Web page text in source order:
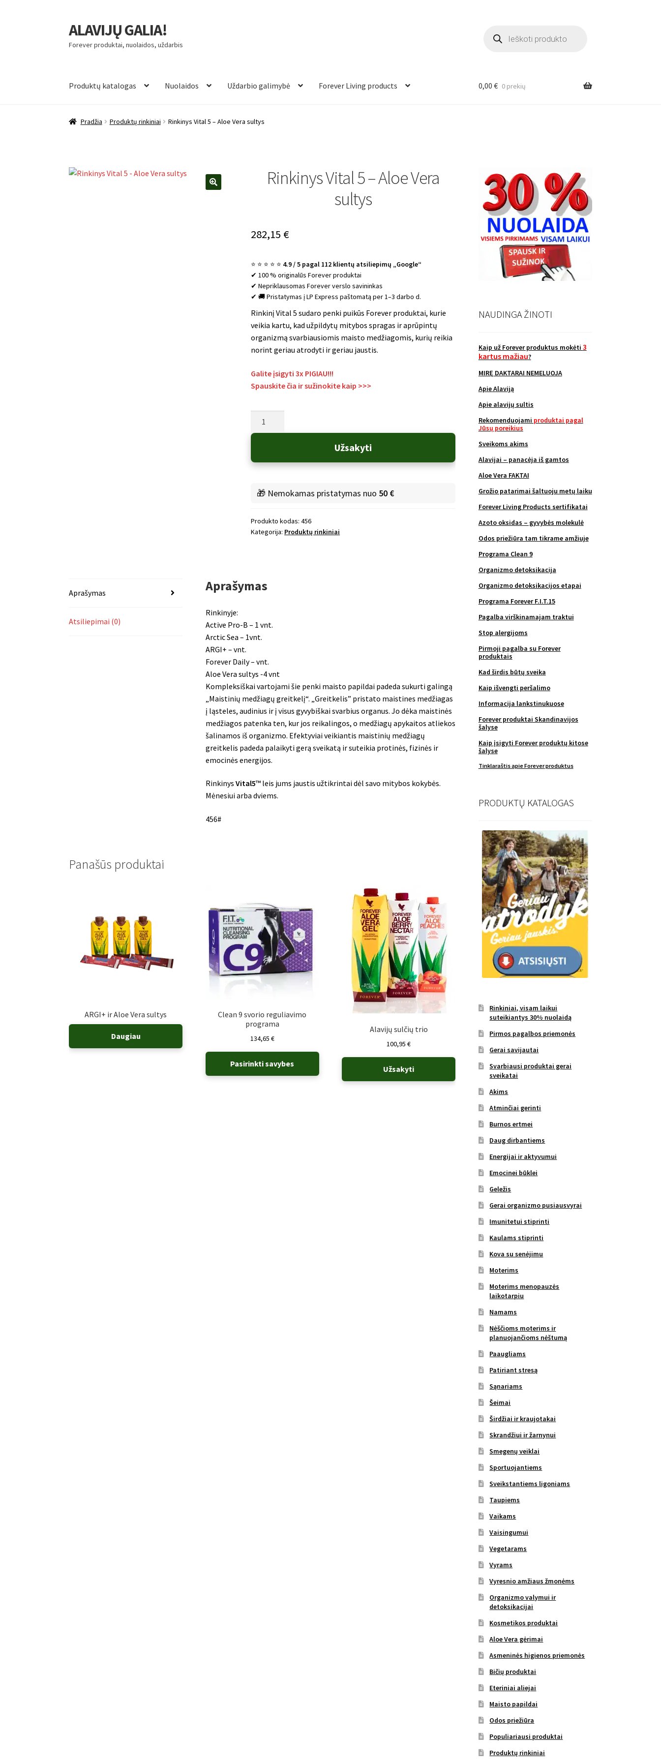
Pereiti
prie
meniu
Pereiti
prie
turinio
ALAVIJŲ GALIA!
Forever produktai, nuolaidos, uždarbis
search
Produktų katalogas Nuolaidos Uždarbio galimybė Forever Living products 0,00 € 0 prekių
Pradžia Produktų rinkiniai Rinkinys Vital 5 – Aloe Vera sultys
Rinkinys Vital 5 – Aloe Vera
sultys
282,15 €
⭐ ⭐ ⭐ ⭐ ⭐ 4.9 / 5 pagal 112 klientų atsiliepimų „Google“
✔ 100 % originalūs Forever produktai
✔ Nepriklausomas Forever verslo savininkas
✔ 🚚 Pristatymas į LP Express paštomatą per 1–3 darbo d.
Rinkinį Vital 5 sudaro penki puikūs Forever produktai, kurie
veikia kartu, kad užpildytų mitybos spragas ir aprūpintų
organizmą svarbiausiomis maisto medžiagomis, kurių reikia
norint geriau atrodyti ir geriau jaustis.
Galite įsigyti 3x PIGIAU!!!
Spauskite čia ir sužinokite kaip >>>
5
Aloe
Užsakyti
🎁 Nemokamas pristatymas nuo 50 €
Produkto kodas:456
Kategorija: Produktų rinkiniai
Aprašymas
Atsiliepimai (0)
Aprašymas
Rinkinyje:
Active Pro-B – 1 vnt.
Arctic Sea – 1vnt.
ARGI+ – vnt.
Forever Daily – vnt.
Aloe Vera sultys -4 vnt
Kompleksiškai vartojami šie penki maisto papildai padeda sukurti galingą
„Maistinių medžiagų greitkelį“. „Greitkelis” pristato maistines medžiagas
į ląsteles, audinius ir į visus gyvybiškai svarbius organus. Jo dėka maistinės
medžiagos patenka ten, kur jos reikalingos, o medžiagų apykaitos atliekos
šalinamos iš organizmo. Efektyviai veikiantis maistinių medžiagų
greitkelis padeda palaikyti gerą sveikatą ir suteikia protinės, fizinės ir
emocinės energijos.
Rinkinys Vital5™ leis jums jaustis užtikrintai dėl savo mitybos kokybės.
Mėnesiui arba dviems.
456#
Panašūs produktai
ARGI+ ir Aloe Vera sultys
Daugiau
Clean 9 svorio reguliavimo
programa
134,65 €
Pasirinkti savybes
Alavijų sulčių trio
100,95€
Užsakyti
NAUDINGA ŽINOTI
Kaip už Forever produktus mokėti 3
kartus mažiau?
MIRĘ DAKTARAI NEMELUOJA
Apie Alaviją
Apie alavijų sultis
Rekomenduojami produktai pagal
Jūsų poreikius
Sveikoms akims
Alavijai – panacėja iš gamtos
Aloe Vera FAKTAI
Grožio patarimai šaltuoju metų laiku
Forever Living Products sertifikatai
Azoto oksidas – gyvybės molekulė
Odos priežiūra tam tikrame amžiuje
Programa Clean 9
Organizmo detoksikacija
Organizmo detoksikacijos etapai
Programa Forever F.I.T.15
Pagalba virškinamajam traktui
Stop alergijoms
Pirmoji pagalba su Forever
produktais
Kad širdis būtų sveika
Kaip išvengti peršalimo
Informacija lankstinukuose
Forever produktai Skandinavijos
šalyse
Kaip įsigyti Forever produktų kitose
šalyse
Tinklaraštis apie Forever produktus
PRODUKTŲ KATALOGAS
Rinkiniai, visam laikui
suteikiantys 30% nuolaidą
Pirmos pagalbos priemonės
Gerai savijautai
Svarbiausi produktai gerai
sveikatai
Akims
Atminčiai gerinti
Burnos ertmei
Daug dirbantiems
Energijai ir aktyvumui
Emocinei būklei
Geležis
Gerai organizmo pusiausvyrai
Imunitetui stiprinti
Kaulams stiprinti
Kova su senėjimu
Moterims
Moterims menopauzės
laikotarpiu
Namams
Nėščioms moterims ir
planuojančioms nėštumą
Paaugliams
Patiriant stresą
Sąnariams
Šeimai
Širdžiai ir kraujotakai
Skrandžiui ir žarnynui
Smegenų veiklai
Sportuojantiems
Sveikstantiems ligoniams
Taupiems
Vaikams
Vaisingumui
Vegetarams
Vyrams
Vyresnio amžiaus žmonėms
Organizmo valymui ir
detoksikacijai
Kosmetikos produktai
Aloe Vera gėrimai
Asmeninės higienos priemonės
Bičių produktai
Eteriniai aliejai
Maisto papildai
Odos priežiūra
Populiariausi produktai
Produktų rinkiniai